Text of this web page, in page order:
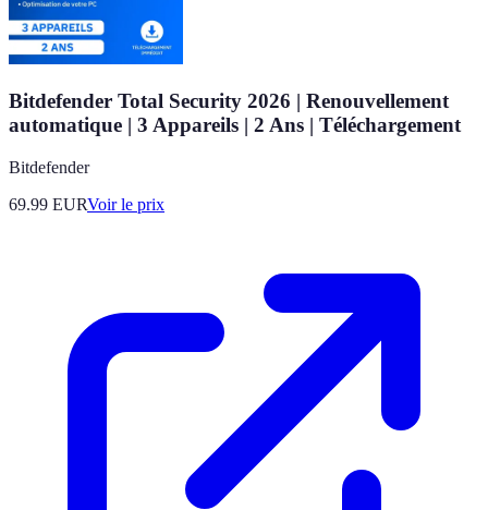
Bitdefender Total Security 2026 | Renouvellement
automatique | 3 Appareils | 2 Ans | Téléchargement
Bitdefender
69.99 EURVoir le prix